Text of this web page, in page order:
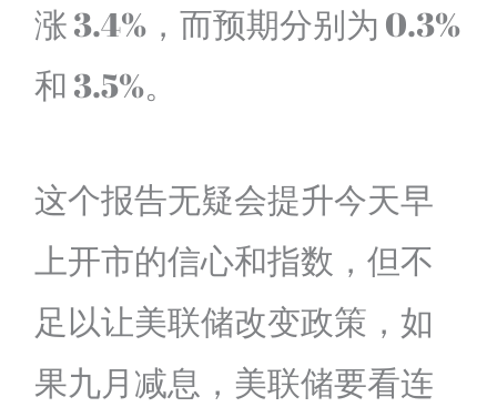
涨 3.4%，而预期分别为 0.3%
和 3.5%。
这个报告无疑会提升今天早
上开市的信心和指数，但不
足以让美联储改变政策，如
果九月减息，美联储要看连